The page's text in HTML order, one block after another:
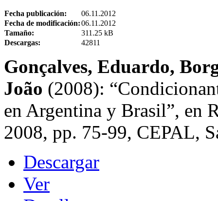
Fecha publicación:
06.11.2012
Fecha de modificación:06.11.2012
Tamaño:
311.25 kB
Descargas:
42811
Gonçalves, Eduardo,
João (2008):
en Argentina y Brasil”, en
2008, pp. 75-99, CEPAL,
Descargar
Ver